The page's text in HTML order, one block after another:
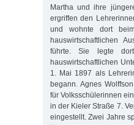
Martha und ihre
ergriffen den
und wohnte dort
hauswirtschaftlichen
führte. Sie legte
hauswirtschaftlichen
1. Mai 1897 als
begann. Agnes
für Volksschülerinnen
in der Kieler Straße 7.
eingestellt. Zwei Jahre